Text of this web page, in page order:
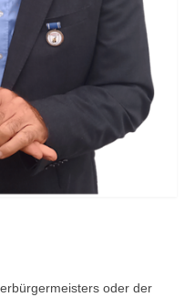
oder der